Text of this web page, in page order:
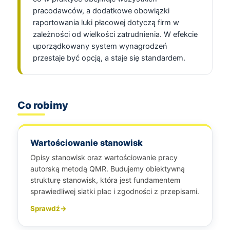
pracodawców, a dodatkowe obowiązki
raportowania luki płacowej dotyczą firm w
zależności od wielkości zatrudnienia. W efekcie
uporządkowany system wynagrodzeń
przestaje być opcją, a staje się standardem.
Co robimy
Wartościowanie stanowisk
Opisy stanowisk oraz wartościowanie pracy
autorską metodą QMR. Budujemy obiektywną
strukturę stanowisk, która jest fundamentem
sprawiedliwej siatki płac i zgodności z przepisami.
Sprawdź→